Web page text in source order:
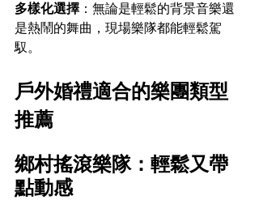
多樣化選擇 ：無論是輕鬆的背景音樂還
是熱鬧的舞曲，現場樂隊都能輕鬆駕
馭。
戶外婚禮適合的樂團類型
推薦
鄉村搖滾樂隊：輕鬆又帶
點動感